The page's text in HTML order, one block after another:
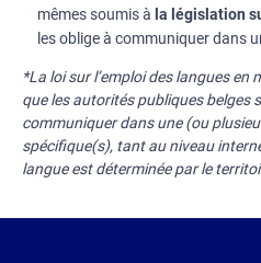
mêmes soumis à la législation
les oblige à communiquer dans
*La loi sur l’emploi des langues
que les autorités publiques belges
communiquer dans une (ou
spécifique(s), tant au niveau
langue est déterminée par le